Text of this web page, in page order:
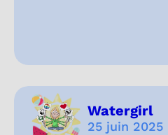
Watergirl
25 juin 2025